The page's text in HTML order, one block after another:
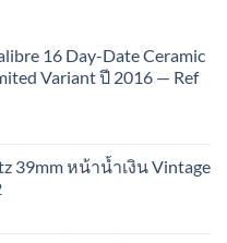
16 Day-Date Ceramic
Variant ปี 2016 — Ref
39mm หน้าน้ำเงิน Vintage